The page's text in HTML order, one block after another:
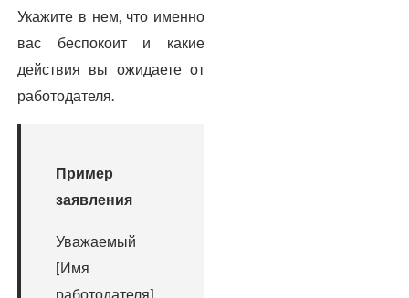
Укажите в нем, что именно
вас беспокоит и какие
действия вы ожидаете от
работодателя.
Пример
заявления
Уважаемый
[Имя
работодателя].